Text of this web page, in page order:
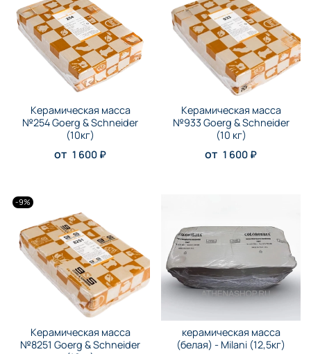
Керамическая масса
№254 Goerg & Schneider
(10кг)
от 1 600 ₽
Керамическая масса
№933 Goerg & Schneider
(10 кг)
от 1 600 ₽
-9%
Керамическая масса
№8251 Goerg & Schneider
керамическая масса
(белая) - Milani (12,5кг)